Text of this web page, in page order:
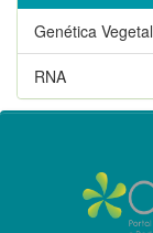
Genética Vegetal
RNA